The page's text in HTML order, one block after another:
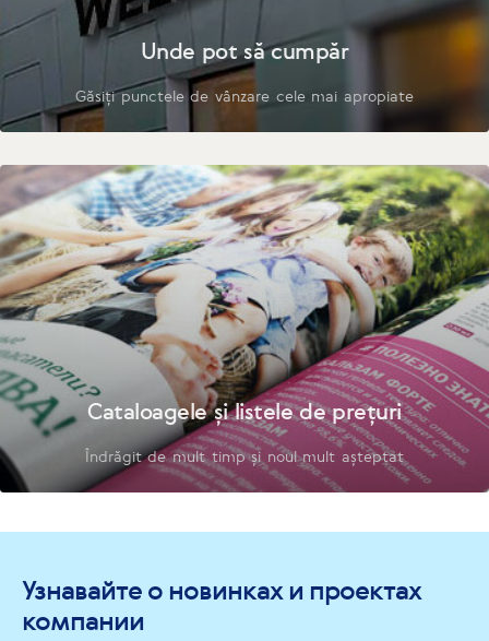
Unde pot să cumpăr
Găsiți punctele de vânzare cele mai apropiate
Cataloagele și listele de prețuri
Îndrăgit de mult timp și noul mult așteptat
Узнавайте о новинках и проектах
компании